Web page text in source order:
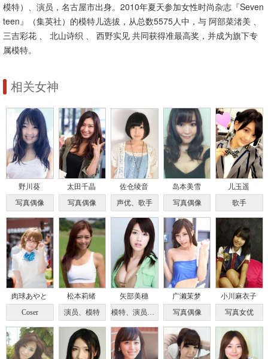
模特）、演员，名古屋市出身。2010年夏天参加女性时尚杂志『Seven
teen』（集英社）的模特儿选拔，从总数5575人中，与 阿部菜渚美 、
三吉彩花 、 北山诗织 、 西野实见 共同获得准最高奖，并成为旗下专
属模特。
相关女神
野川葵
写真偶像
太田千晶
写真偶像
佐仓绫音
声优、歌手
岛本美雪
写真偶像
儿玉遥
歌手
肉球あやと
Coser
松本莉绪
演员、模特
矢部美穗
模特、演员、实业家
广濑茉梦
写真偶像
小川麻衣子
写真女优